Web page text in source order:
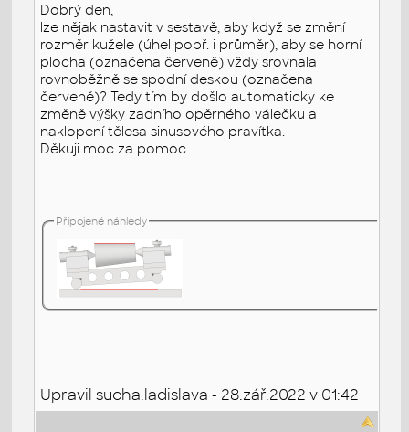
Dobrý den,
lze nějak nastavit v sestavě, aby když se změní
rozměr kužele (úhel popř. i průměr), aby se horní
plocha (označena červeně) vždy srovnala
rovnoběžně se spodní deskou (označena
červeně)? Tedy tím by došlo automaticky ke
změně výšky zadního opěrného válečku a
naklopení tělesa sinusového pravítka.
Děkuji moc za pomoc
Připojené náhledy
Upravil sucha.ladislava - 28.zář.2022 v 01:42